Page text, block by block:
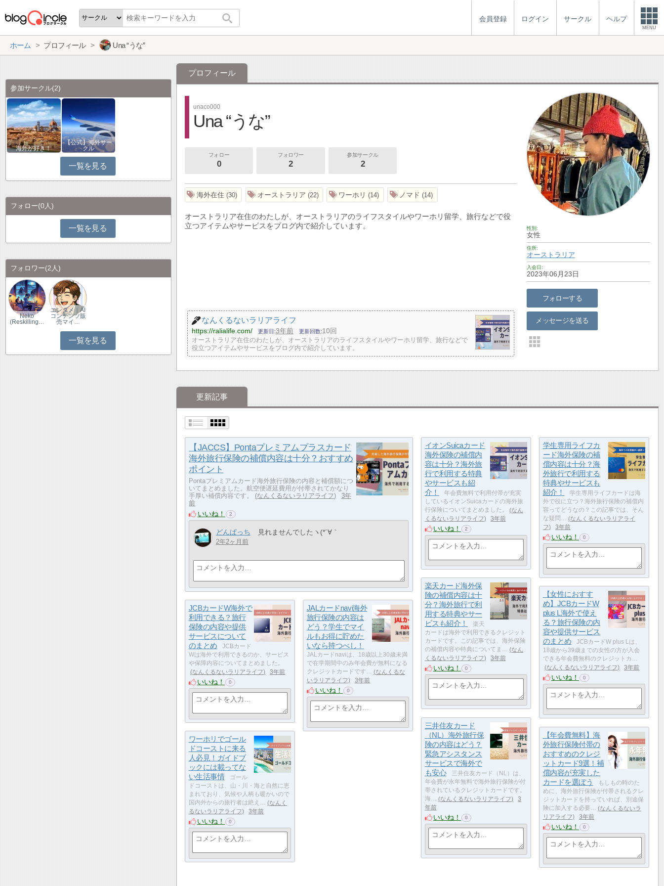
会員登録 ログイン サークル ヘルプ
MENU
ホーム プロフィール Una “うな”
プロフィール
unaco000
Una “うな”
フォロー
0
フォロワー
2
参加サークル
2
性別
女性
住所
オーストラリア
入会日
2023年06月23日
フォローする
メッセージを送る
海外在住 30 オーストラリア 22 ワーホリ 14 ノマド 14
オーストラリア在住のわたしが、オーストラリアのライフスタイルやワーホリ留学、旅行などで役
立つアイテムやサービスをブログ内で紹介しています。
なんくるないラリアライフ
https://ralialife.com/ 更新日 3年前 更新回数 10回
オーストラリア在住のわたしが、オーストラリアのライフスタイルやワーホリ留学、旅行などで
役立つアイテムやサービスをブログ内で紹介しています。
更新記事
【JACCS】Pontaプレミアムプラスカード
海外旅行保険の補償内容は十分？おすすめ
ポイント
Pontaプレミアムカード海外旅行保険の内容と補償額につ
いてまとめました。航空便遅延費用が付帯されてかなり
手厚い補償内容です。
なんくるないラリアライフ
3年
前
いいね！ 2
どんぱっち 見れませんでしたヽ(*´∀｀
2年2ヶ月前
イオンSuicaカード
海外保険の補償内
容は十分？海外旅
行で利用する特典
やサービスも紹
介！
年会費無料で利用付帯が充実
しているイオンSuicaカードの海外旅
行保険についてまとめました。
なん
くるないラリアライフ
3年前
いいね！ 2
学生専用ライフカ
ード海外保険の補
償内容は十分？海
外旅行で利用する
特典やサービスも
紹介！
学生専用ライフカードは海
外で役に立つ？海外旅行保険の補償内
容ってどうなの？この記事では、そん
な疑問…
なんくるないラリアライ
フ
3年前
いいね！ 0
楽天カード海外保
険の補償内容は十
分？海外旅行で利
用する特典やサー
ビスも紹介！
楽天
カードは海外で利用できるクレジット
カードです。この記事では、海外保険
の補償内容や特典についてま…
なん
くるないラリアライフ
3年前
いいね！ 0
【女性におすす
め】JCBカードW
plus L海外で使え
る？旅行保険の内
容や提供サービス
のまとめ
JCBカードW plus Lは、
18歳から39歳までの女性の方が入会
できる年会費無料のクレジットカ…
なんくるないラリアライフ
3年前
いいね！ 0
JCBカードW海外で
利用できる？旅行
保険の内容や提供
サービスについて
のまとめ
JCBカード
Wは海外で利用できるのか、サービス
や保障内容についてまとめました。
なんくるないラリアライフ
3年前
いいね！ 0
JALカードnavi海外
旅行保険の内容は
どう？学生でマイ
ルもお得に貯めた
いなら持つべし！
JALカードnaviは、18歳以上30歳未満
で在学期間中のみ年会費が無料になる
クレジットカードです…
なんくるな
いラリアライフ
3年前
いいね！ 0
三井住友カード
（NL）海外旅行保
険の内容はどう？
緊急アシスタンス
サービスで海外で
も安心
三井住友カード（NL）は、
年会費が永年無料で海外旅行保険が付
帯されているクレジットカードです。
海…
なんくるないラリアライフ
3
年前
いいね！ 0
【年会費無料】海
外旅行保険付帯の
おすすめのクレジ
ットカード9選！補
償内容が充実した
カードを選ぼう
もしもの時のた
めに、海外旅行保険が付帯されるクレ
ジットカードを持っていれば、別途保
険に加入する必要…
なんくるないラ
リアライフ
3年前
いいね！ 0
ワーホリでゴール
ドコーストに来る
人必見！ガイドブ
ックには載ってな
い生活事情
ゴール
ドコーストは、山・川・海と自然に恵
まれており、気候や人柄も暖かいので
国内外からの旅行者は絶え…
なんく
るないラリアライフ
3年前
いいね！ 0
参加サークル(2)
海外が好き！
【公式】海外サー
クル
一覧を見る
フォロー(0人)
一覧を見る
フォロワー(2人)
Neko
(Reskilling…
エンタメ｜AI
コンテンツ販
売マイ…
一覧を見る